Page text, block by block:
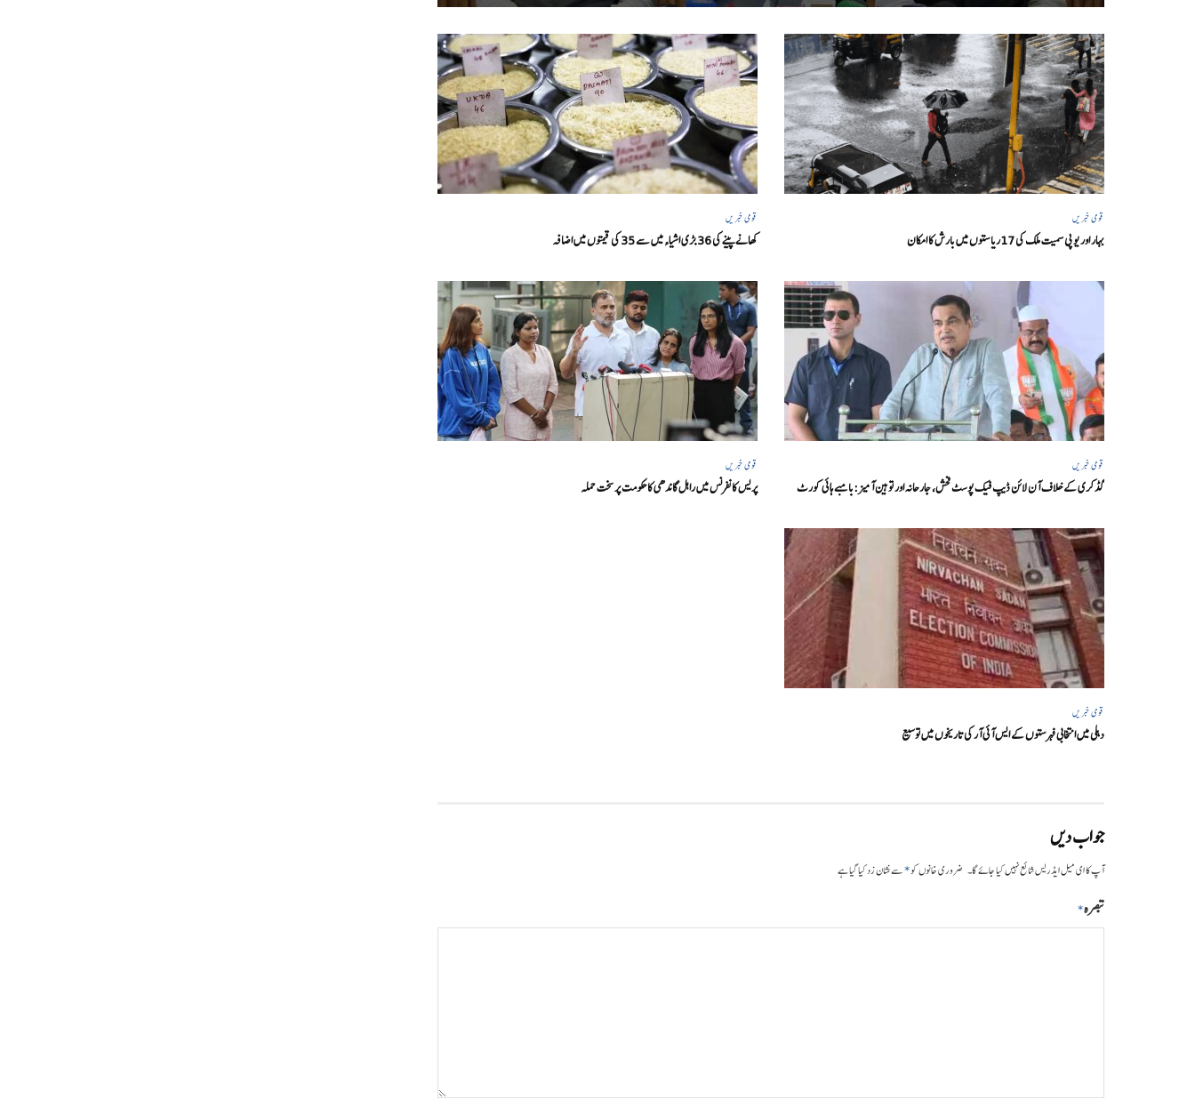
قومی خبریں
بہار اور یو پی سمیت ملک کی 17ریاستوں میں بارش کا امکان
قومی خبریں
کھانے پینے کی 36 بڑی اشیاء میں سے 35 کی قیمتوں میں اضافہ
قومی خبریں
گڈکری کے خلاف آن لائن ڈیپ فیک پوسٹ فحش، جارحانہ اور توہین آمیز:بامبے ہائی کورٹ
قومی خبریں
پریس کانفرنس میں راہل گاندھی کا حکومت پر سخت حملہ
قومی خبریں
دہلی میں انتخابی فہرستوں کے ایس آئی آر کی تاریخوں میں توسیع
جواب دیں
آپ کا ای میل ایڈریس شائع نہیں کیا جائے گا۔ ضروری خانوں کو*سے نشان زد کیا گیا ہے
تبصرہ*